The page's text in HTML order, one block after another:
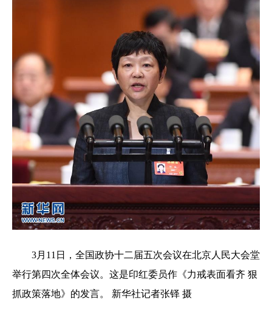
3月11日，全国政协十二届五次会议在北京人民大会堂
举行第四次全体会议。这是印红委员作《力戒表面看齐 狠
抓政策落地》的发言。 新华社记者张铎 摄